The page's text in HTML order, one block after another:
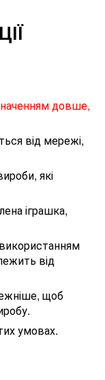
довше,
від мережі,
які
іграшка,
від
щоб
умовах.